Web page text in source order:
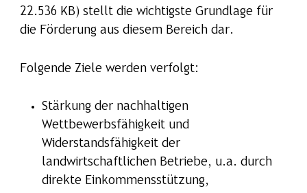
22.536 KB) stellt die wichtigste Grundlage für
die Förderung aus diesem Bereich dar.
Folgende Ziele werden verfolgt:
Stärkung der nachhaltigen
Wettbewerbsfähigkeit und
Widerstandsfähigkeit der
landwirtschaftlichen Betriebe, u.a. durch
direkte Einkommensstützung,